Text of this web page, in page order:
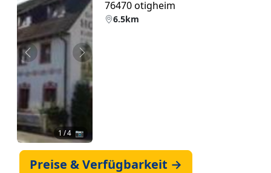
Zurück Weiter
1 / 4 📷
76470 otigheim
6.5km
Preise & Verfügbarkeit →